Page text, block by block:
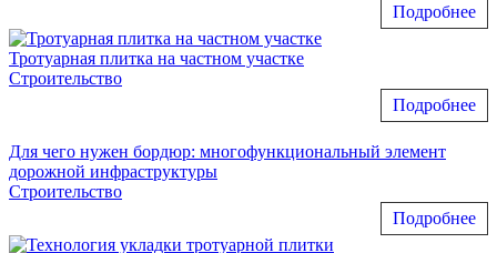
Подробнее
Тротуарная плитка на частном участке
Строительство
Подробнее
Для чего нужен бордюр: многофункциональный элемент
дорожной инфраструктуры
Строительство
Подробнее